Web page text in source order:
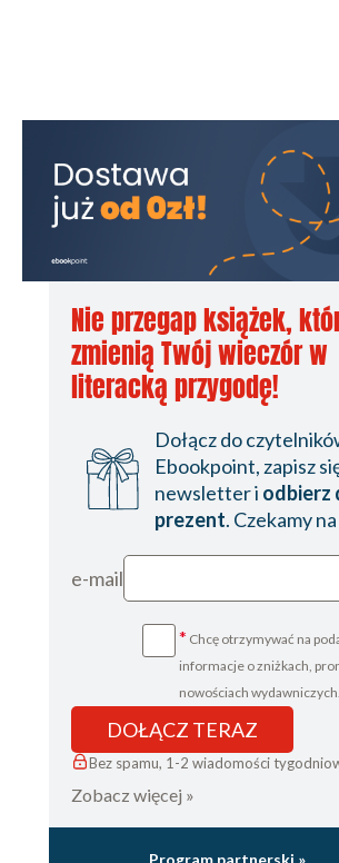
Nie przegap książek,
zmienią Twój wieczór w
literacką przygodę!
Dołącz do
Ebookpoint, zapisz
newsletter i odbierz
prezent. Czekamy
e-mail
* Chcę otrzymywać na
informacje o zniżkach,
nowościach wydawniczych.
DOŁĄCZ TERAZ
Bez spamu, 1-2 wiadomości
Zobacz więcej »
Program partnerski »